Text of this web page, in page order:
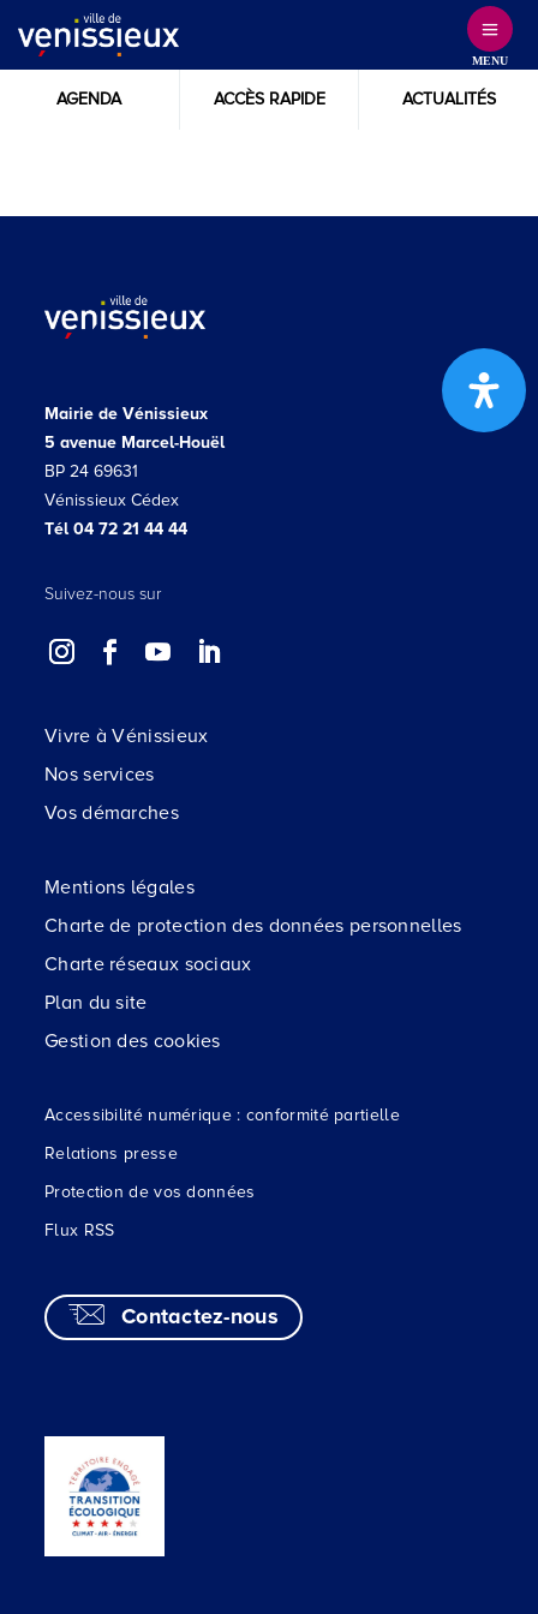
Content
MENU
AGENDA ACCÈS RAPIDE ACTUALITÉS
Mairie de Vénissieux
5 avenue Marcel-Houël
BP 24 69631
Vénissieux Cédex
Tél 04 72 21 44 44
Suivez-nous sur
Vivre à Vénissieux
Nos services
Vos démarches
Mentions légales
Charte de protection des données personnelles
Charte réseaux sociaux
Plan du site
Gestion des cookies
Accessibilité numérique : conformité partielle
Relations presse
Protection de vos données
Flux RSS
Contactez-nous